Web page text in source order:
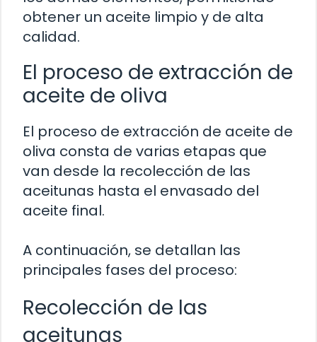
obtener un aceite limpio y de alta
calidad.
El proceso de extracción de
aceite de oliva
El proceso de extracción de aceite de
oliva consta de varias etapas que
van desde la recolección de las
aceitunas hasta el envasado del
aceite final.
A continuación, se detallan las
principales fases del proceso:
Recolección de las
aceitunas